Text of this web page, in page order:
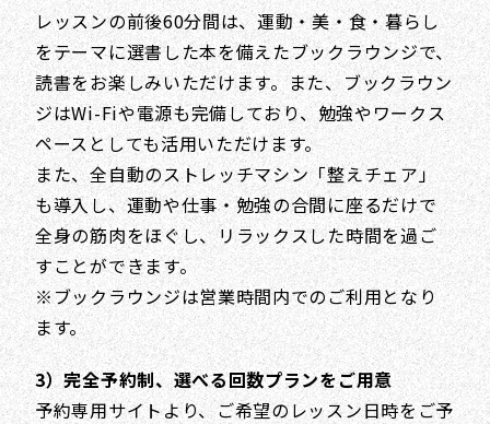
レッスンの前後60分間は、運動・美・食・暮らし
をテーマに選書した本を備えたブックラウンジで、
読書をお楽しみいただけます。また、ブックラウン
ジはWi-Fiや電源も完備しており、勉強やワークス
ペースとしても活用いただけます。
また、全自動のストレッチマシン「整えチェア」
も導入し、運動や仕事・勉強の合間に座るだけで
全身の筋肉をほぐし、リラックスした時間を過ご
すことができます。
※ブックラウンジは営業時間内でのご利用となり
ます。
3）完全予約制、選べる回数プランをご用意
予約専用サイトより、ご希望のレッスン日時をご予